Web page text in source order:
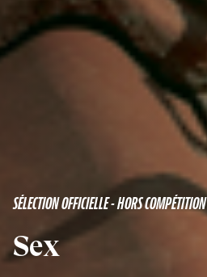
SÉLECTION OFFICIELLE - HORS COMPÉTITION
Sex